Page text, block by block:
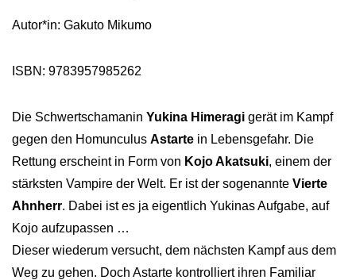
Autor*in: Gakuto Mikumo
ISBN: 9783957985262
Die Schwertschamanin Yukina Himeragi gerät im Kampf
gegen den Homunculus Astarte in Lebensgefahr. Die
Rettung erscheint in Form von Kojo Akatsuki, einem der
stärksten Vampire der Welt. Er ist der sogenannte Vierte
Ahnherr. Dabei ist es ja eigentlich Yukinas Aufgabe, auf
Kojo aufzupassen …
Dieser wiederum versucht, dem nächsten Kampf aus dem
Weg zu gehen. Doch Astarte kontrolliert ihren Familiar